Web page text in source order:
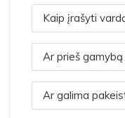
Kaip įrašyti
Ar prieš
Ar galima